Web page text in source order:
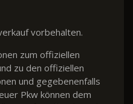
vorbehalten.
zum offiziellen
zu den offiziellen
und gegebenenfalls
Pkw können dem